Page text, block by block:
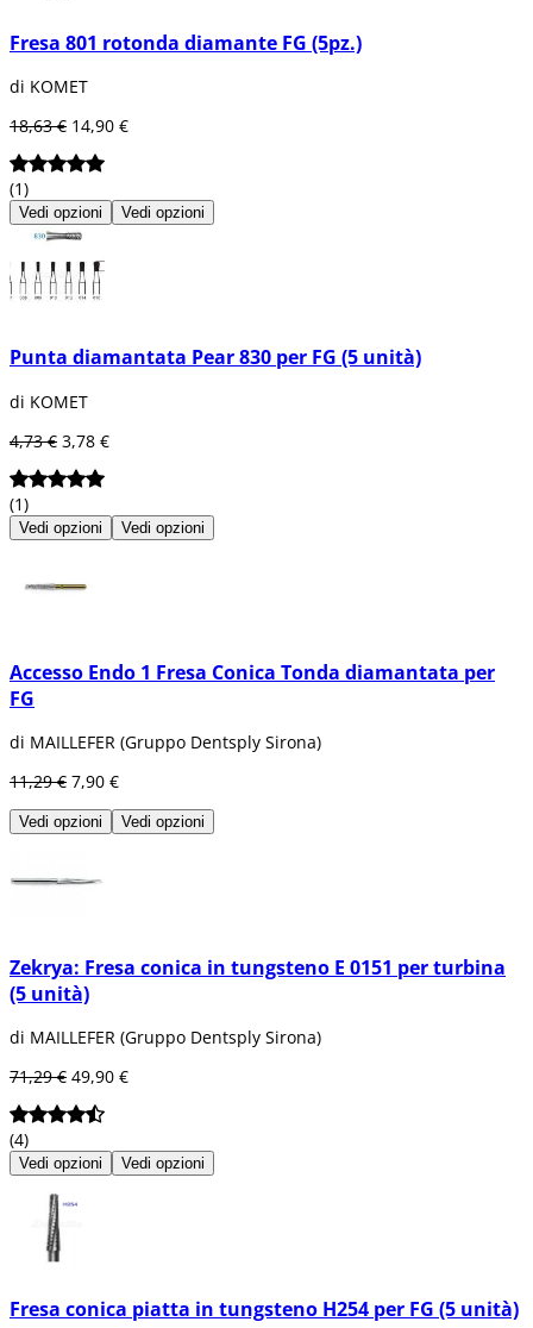
Fresa 801 rotonda diamante FG (5pz.)
di KOMET
18,63 € 14,90 €
(1)
Vedi opzioni Vedi opzioni
Punta diamantata Pear 830 per FG (5 unità)
di KOMET
4,73 € 3,78 €
(1)
Vedi opzioni Vedi opzioni
Accesso Endo 1 Fresa Conica Tonda diamantata per
FG
di MAILLEFER (Gruppo Dentsply Sirona)
11,29 € 7,90 €
Vedi opzioni Vedi opzioni
Zekrya: Fresa conica in tungsteno E 0151 per turbina
(5 unità)
di MAILLEFER (Gruppo Dentsply Sirona)
71,29 € 49,90 €
(4)
Vedi opzioni Vedi opzioni
Fresa conica piatta in tungsteno H254 per FG (5 unità)